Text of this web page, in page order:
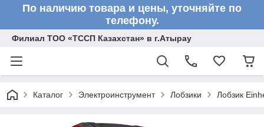
По наличию товара и цены, уточняйте по
телефону.
Филиал ТОО «ТССП Казахстан» в г.Атырау
Каталог Электроинструмент Лобзики Лобзик